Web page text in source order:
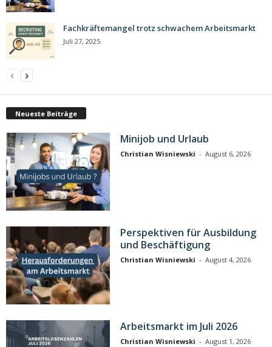
Fachkräftemangel trotz schwachem Arbeitsmarkt
Juli 27, 2025
Neueste Beiträge
Minijob und Urlaub
Christian Wisniewski - August 6, 2026
Perspektiven für Ausbildung
und Beschäftigung
Christian Wisniewski - August 4, 2026
Arbeitsmarkt im Juli 2026
Christian Wisniewski - August 1, 2026